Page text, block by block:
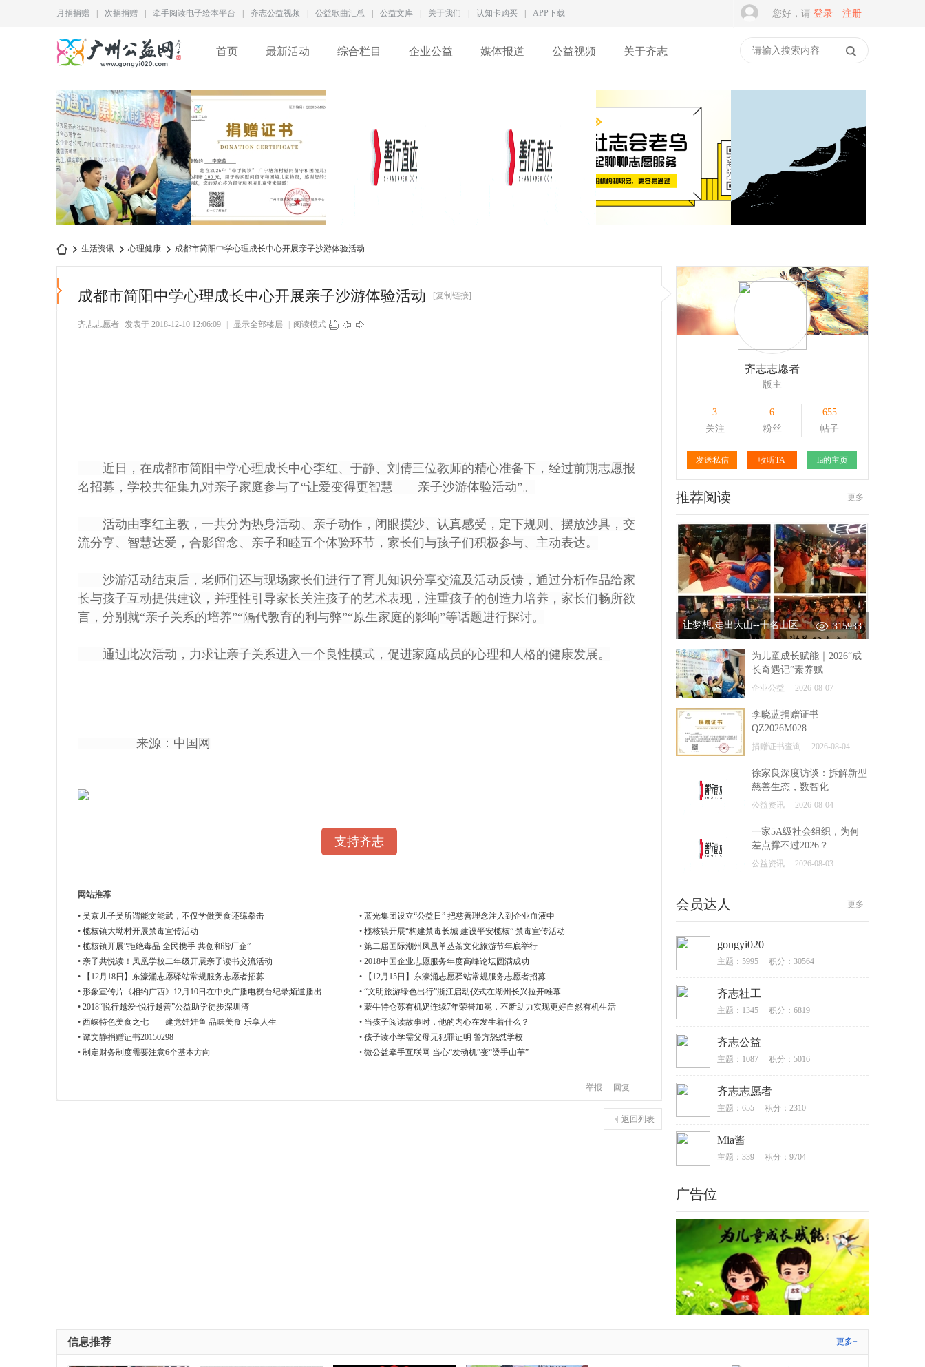
月捐捐赠 次捐捐赠 牵手阅读电子绘本平台 齐志公益视频 公益歌曲汇总 公益文库 关于我们 认知卡购买 APP下载 您好，请 登录 注册
首页 最新活动 综合栏目 企业公益 媒体报道 公益视频 关于齐志
为儿童成长赋能｜2026“成
18 1
李晓蓝捐赠证书
61 1
徐家良深度访谈：拆解新
91 0 130 1 101
生活资讯 心理健康 成都市简阳中学心理成长中心开展亲子沙游体验活动
成都市简阳中学心理成长中心开展亲子沙游体验活动 [复制链接]
齐志志愿者 发表于 2018-12-10 12:06:09 显示全部楼层 阅读模式
近日，在成都市简阳中学心理成长中心李红、于静、刘倩三位教师的精心准备下，经过前期志愿报
名招募，学校共征集九对亲子家庭参与了“让爱变得更智慧——亲子沙游体验活动”。
活动由李红主教，一共分为热身活动、亲子动作，闭眼摸沙、认真感受，定下规则、摆放沙具，交
流分享、智慧达爱，合影留念、亲子和睦五个体验环节，家长们与孩子们积极参与、主动表达。
沙游活动结束后，老师们还与现场家长们进行了育儿知识分享交流及活动反馈，通过分析作品给家
长与孩子互动提供建议，并理性引导家长关注孩子的艺术表现，注重孩子的创造力培养，家长们畅所欲
言，分别就“亲子关系的培养”“隔代教育的利与弊”“原生家庭的影响”等话题进行探讨。
通过此次活动，力求让亲子关系进入一个良性模式，促进家庭成员的心理和人格的健康发展。
来源：中国网
支持齐志
网站推荐
• 吴京儿子吴所谓能文能武，不仅学做美食还练拳击 • 蓝光集团设立“公益日” 把慈善理念注入到企业血液中
• 榄核镇大坳村开展禁毒宣传活动 • 榄核镇开展“构建禁毒长城 建设平安榄核” 禁毒宣传活动
• 榄核镇开展“拒绝毒品 全民携手 共创和谐厂企” • 第二届国际潮州凤凰单丛茶文化旅游节年底举行
• 亲子共悦读！凤凰学校二年级开展亲子读书交流活动 • 2018中国企业志愿服务年度高峰论坛圆满成功
•
【12月18日】东濠涌志愿驿站常规服务志愿者招募 •
【12月15日】东濠涌志愿驿站常规服务志愿者招募
• 形象宣传片《相约广西》12月10日在中央广播电视台纪录频道播出 • “文明旅游绿色出行”浙江启动仪式在湖州长兴拉开帷幕
• 2018“悦行越爱·悦行越善”公益助学徒步深圳湾 • 蒙牛特仑苏有机奶连续7年荣誉加冕，不断助力实现更好自然有机生活
• 西峡特色美食之七——建党娃娃鱼 品味美食 乐享人生 • 当孩子阅读故事时，他的内心在发生着什么？
• 谭文静捐赠证书20150298 • 孩子读小学需父母无犯罪证明 警方怒怼学校
• 制定财务制度需要注意6个基本方向 • 微公益牵手互联网 当心“发动机”变“烫手山芋”
回复
举报
返回列表
齐志志愿者
版主
3
关注
6
粉丝
655
帖子
发送私信 收听TA Ta的主页
推荐阅读 更多+
315933
让梦想,走出大山--十名山区
为儿童成长赋能｜2026“成
长奇遇记”素养赋
企业公益 2026-08-07
李晓蓝捐赠证书
QZ2026M028
捐赠证书查询 2026-08-04
徐家良深度访谈：拆解新型
慈善生态，数智化
公益资讯 2026-08-04
一家5A级社会组织，为何
差点撑不过2026？
公益资讯 2026-08-03
会员达人 更多+
gongyi020
主题：5995 积分：30564
齐志社工
主题：1345 积分：6819
齐志公益
主题：1087 积分：5016
齐志志愿者
主题：655 积分：2310
Mia酱
主题：339 积分：9704
广告位
信息推荐 更多+